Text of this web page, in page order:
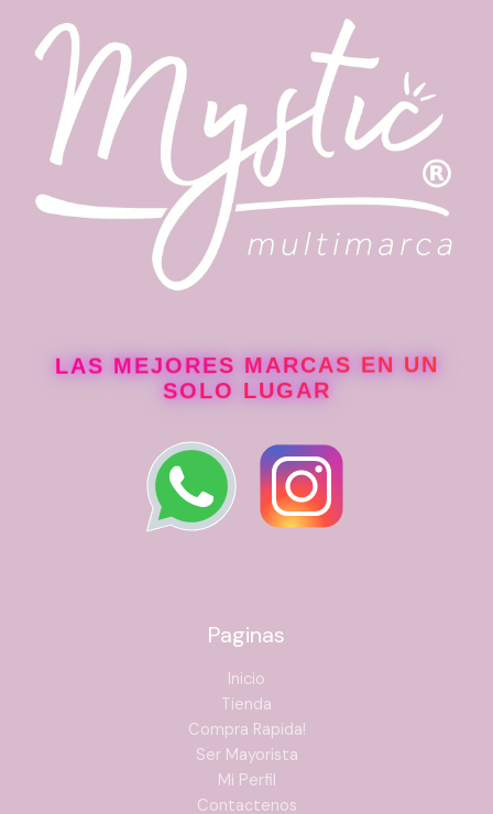
Descubre tu fragancia, vive tu belleza.
LAS MEJORES MARCAS EN UN
SOLO LUGAR
Paginas
Inicio
Tienda
Compra Rapida!
Ser Mayorista
Mi Perfil
Contactenos